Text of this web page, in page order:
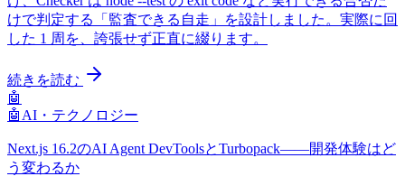
けで判定する「監査できる自走」を設計しました。実際に回
した 1 周を、誇張せず正直に綴ります。
続きを読む
🤖
🤖 AI・テクノロジー
Next.js 16.2のAI Agent DevToolsとTurbopack——開発体験はど
う変わるか